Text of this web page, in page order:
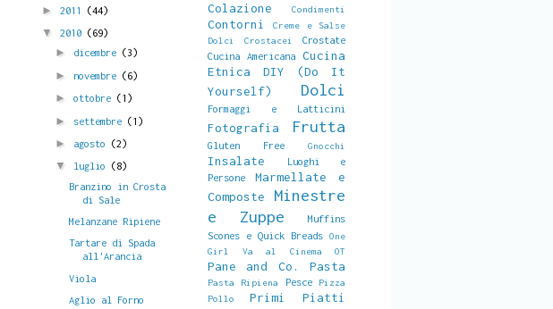
► 2011 (44)
▼ 2010 (69)
► dicembre (3)
► novembre (6)
► ottobre (1)
► settembre (1)
► agosto (2)
▼ luglio (8)
Branzino in Crosta
di Sale
Melanzane Ripiene
Tartare di Spada
all'Arancia
Viola
Aglio al Forno
Colazione Condimenti
Contorni
Creme e Salse
Dolci
Crostacei
Crostate
Cucina Americana
Cucina
Etnica
DIY (Do It
Yourself)
Dolci
Formaggi e Latticini
Fotografia Frutta
Gluten Free Gnocchi
Insalate
Luoghi e
Persone
Marmellate e
Composte
Minestre
e Zuppe
Muffins
Scones e Quick Breads One
Girl Va al Cinema
OT
Pane and Co. Pasta
Pasta Ripiena Pesce
Pizza
Pollo
Primi Piatti